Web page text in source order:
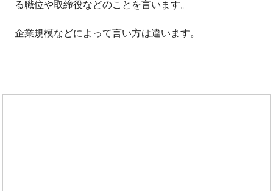
る職位や取締役などのことを言います。
企業規模などによって言い方は違います。